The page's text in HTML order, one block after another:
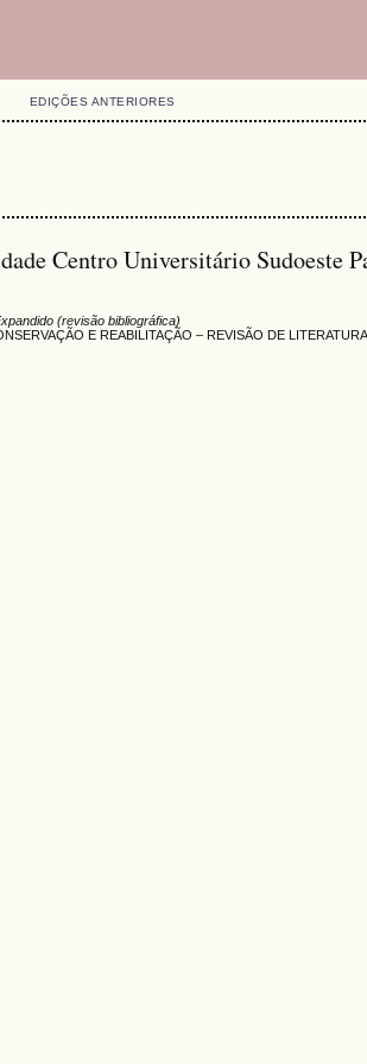
EDIÇÕES ANTERIORES
Centro Universitário Sudoeste
(revisão bibliográfica)
E REABILITAÇÃO – REVISÃO DE LITERATURA